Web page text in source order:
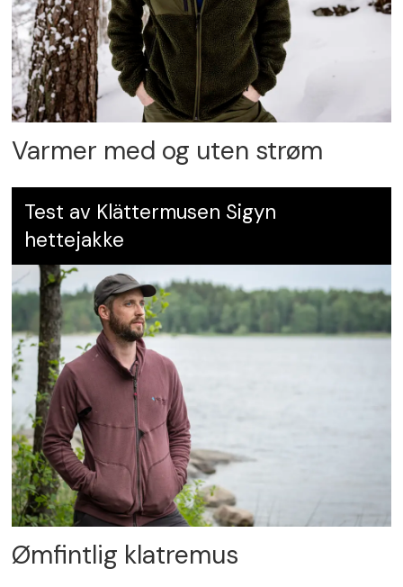
Varmer med og uten strøm
Test av Klättermusen Sigyn
hettejakke
Ømfintlig klatremus